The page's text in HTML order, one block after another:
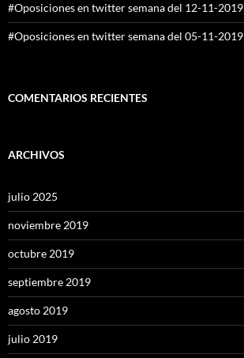
#Oposiciones en twitter semana del 12-11-2019
#Oposiciones en twitter semana del 05-11-2019
COMENTARIOS RECIENTES
ARCHIVOS
julio 2025
noviembre 2019
octubre 2019
septiembre 2019
agosto 2019
julio 2019